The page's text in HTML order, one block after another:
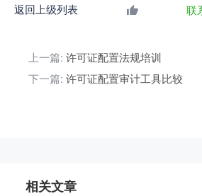
返回上级列表 联
上一篇: 许可证配置法规培训
下一篇: 许可证配置审计工具比较
相关文章